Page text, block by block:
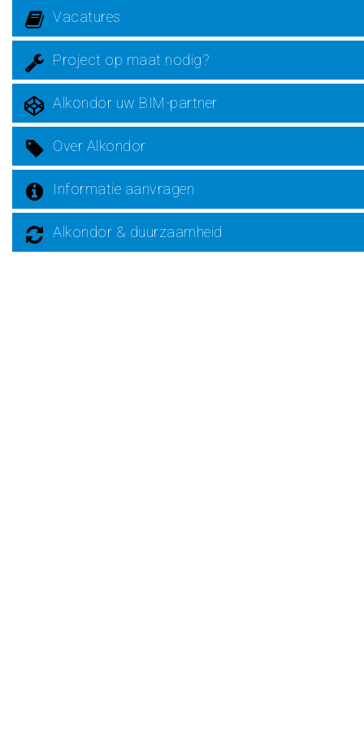
Vacatures
Project op maat nodig?
Alkondor uw BIM-partner
Over Alkondor
Informatie aanvragen
Alkondor & duurzaamheid